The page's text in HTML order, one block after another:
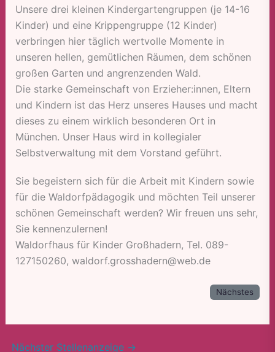
Unsere drei kleinen Kindergartengruppen (je 14-16
Kinder) und eine Krippengruppe (12 Kinder)
verbringen hier täglich wertvolle Momente in
unseren hellen, gemütlichen Räumen, dem schönen
großen Garten und angrenzenden Wald.
Die starke Gemeinschaft von Erzieher:innen, Eltern
und Kindern ist das Herz unseres Hauses und macht
dieses zu einem wirklich besonderen Ort in
München. Unser Haus wird in kollegialer
Selbstverwaltung mit dem Vorstand geführt.
Sie begeistern sich für die Arbeit mit Kindern sowie
für die Waldorfpädagogik und möchten Teil unserer
schönen Gemeinschaft werden? Wir freuen uns sehr,
Sie kennenzulernen!
Waldorfhaus für Kinder Großhadern, Tel. 089-
127150260, waldorf.grosshadern@web.de
Nächstes
Nächster Stellenanzeige →